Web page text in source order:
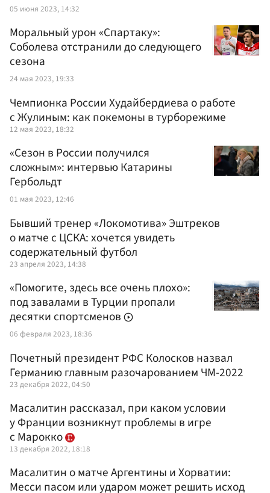
05 июня 2023, 14:32
Моральный урон «Спартаку»:
Соболева отстранили до следующего
сезона
24 мая 2023, 19:33
Чемпионка России Худайбердиева о работе
с Жулиным: как покемоны в турборежиме
12 мая 2023, 18:32
«Сезон в России получился
сложным»: интервью Катарины
Гербольдт
01 мая 2023, 12:46
Бывший тренер «Локомотива» Эштреков
о матче с ЦСКА: хочется увидеть
содержательный футбол
23 апреля 2023, 14:38
«Помогите, здесь все очень плохо»:
под завалами в Турции пропали
десятки спортсменов
06 февраля 2023, 18:36
Почетный президент РФС Колосков назвал
Германию главным разочарованием ЧМ-2022
23 декабря 2022, 04:50
Масалитин рассказал, при каком условии
у Франции возникнут проблемы в игре
с Марокко
13 декабря 2022, 18:18
Масалитин о матче Аргентины и Хорватии:
Месси пасом или ударом может решить исход